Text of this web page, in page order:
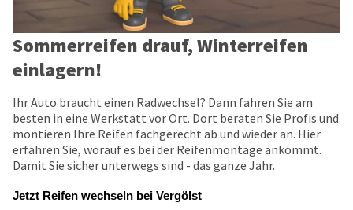
Sommerreifen drauf, Winterreifen
einlagern!
Ihr Auto braucht einen Radwechsel? Dann fahren Sie am
besten in eine Werkstatt vor Ort. Dort beraten Sie Profis und
montieren Ihre Reifen fachgerecht ab und wieder an. Hier
erfahren Sie, worauf es bei der Reifenmontage ankommt.
Damit Sie sicher unterwegs sind - das ganze Jahr.
Jetzt Reifen wechseln bei Vergölst